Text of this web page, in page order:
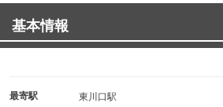
基本情報
最寄駅 東川口駅